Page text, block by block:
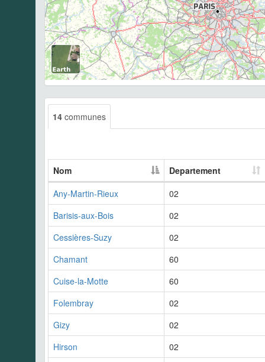
14 communes
Nom
Departement
Any-Martin-Rieux
02
Barisis-aux-Bois
02
Cessières-Suzy
02
Chamant
60
Cuise-la-Motte
60
Folembray
02
Gizy
02
Hirson
02